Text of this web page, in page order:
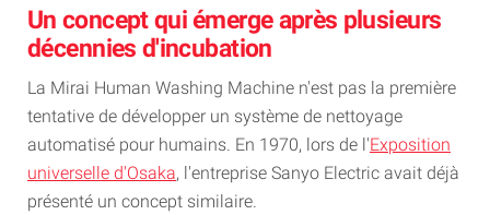
Un concept qui émerge après plusieurs
décennies d'incubation
La Mirai Human Washing Machine n'est pas la première
tentative de développer un système de nettoyage
automatisé pour humains. En 1970, lors de l'Exposition
universelle d'Osaka, l'entreprise Sanyo Electric avait déjà
présenté un concept similaire.